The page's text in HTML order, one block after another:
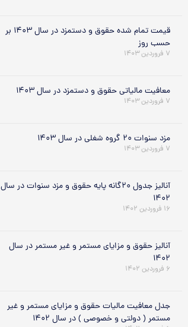
قیمت تمام شده حقوق و دستمزد در سال ۱۴۰۳ بر
حسب روز
۷ فروردین ۱۴۰۳
معافیت مالیاتی حقوق و دستمزد در سال ۱۴۰۳
۷ فروردین ۱۴۰۳
مزد سنوات ۲۰ گروه شغلی در سال ۱۴۰۳
۷ فروردین ۱۴۰۳
آنالیز جدول ۲۰گانه پایه حقوق و مزد سنوات در سال
۱۴۰۲
۱۶ فروردین ۱۴۰۲
آنالیز حقوق و مزایای مستمر و غیر مستمر در سال
۱۴۰۲
۶ فروردین ۱۴۰۲
جدل معافیت مالیات حقوق و مزایای مستمر و غیر
مستمر ( دولتی و خصوصی ) در سال ۱۴۰۲